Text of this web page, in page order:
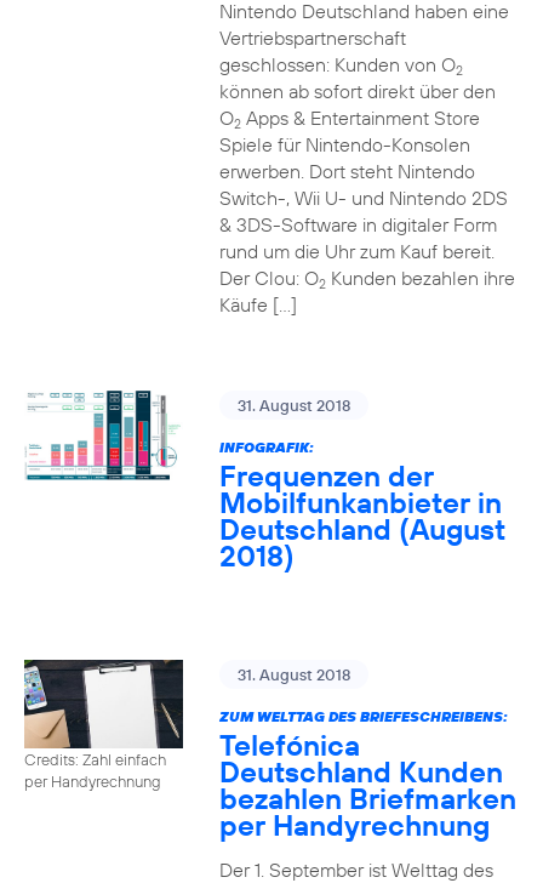
Nintendo Deutschland haben eine
Vertriebspartnerschaft
geschlossen: Kunden von O2
können ab sofort direkt über den
O2Apps & Entertainment Store
Spiele für Nintendo-Konsolen
erwerben. Dort steht Nintendo
Switch-, Wii U- und Nintendo 2DS
& 3DS-Software in digitaler Form
rund um die Uhr zum Kauf bereit.
Der Clou: O2Kunden bezahlen ihre
Käufe […]
31. August 2018
INFOGRAFIK:
Frequenzen der
Mobilfunkanbieter in
Deutschland (August
2018)
Credits: Zahl einfach
per Handyrechnung
31. August 2018
ZUM WELTTAG DES BRIEFESCHREIBENS:
Telefónica
Deutschland Kunden
bezahlen Briefmarken
per Handyrechnung
Der 1. September ist Welttag des